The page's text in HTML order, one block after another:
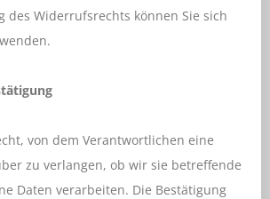
des Widerrufsrechts können Sie sich
von dem Verantwortlichen eine
zu verlangen, ob wir sie betreffende
Daten verarbeiten. Die Bestätigung